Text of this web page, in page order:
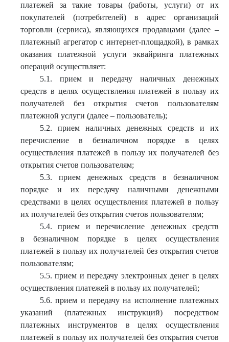
платежей за такие товары (работы, услуги) от их
покупателей (потребителей) в адрес организаций
торговли (сервиса), являющихся продавцами (далее –
платежный агрегатор с интернет-площадкой), в рамках
оказания платежной услуги эквайринга платежных
операций осуществляет:
5.1. прием и передачу наличных денежных
средств в целях осуществления платежей в пользу их
получателей без открытия счетов пользователям
платежной услуги (далее – пользователь);
5.2. прием наличных денежных средств и их
перечисление в безналичном порядке в целях
осуществления платежей в пользу их получателей без
открытия счетов пользователям;
5.3. прием денежных средств в безналичном
порядке и их передачу наличными денежными
средствами в целях осуществления платежей в пользу
их получателей без открытия счетов пользователям;
5.4. прием и перечисление денежных средств
в безналичном порядке в целях осуществления
платежей в пользу их получателей без открытия счетов
пользователям;
5.5. прием и передачу электронных денег в целях
осуществления платежей в пользу их получателей;
5.6. прием и передачу на исполнение платежных
указаний (платежных инструкций) посредством
платежных инструментов в целях осуществления
платежей в пользу их получателей без открытия счетов